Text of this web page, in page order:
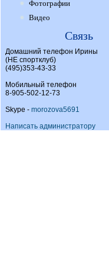
Фотографии
Видео
Связь
Домашний телефон Ирины
(НЕ спортклуб)
(495)353-43-33
Мобильный телефон
8-905-502-12-73
Skype - morozova5691
Написать администратору